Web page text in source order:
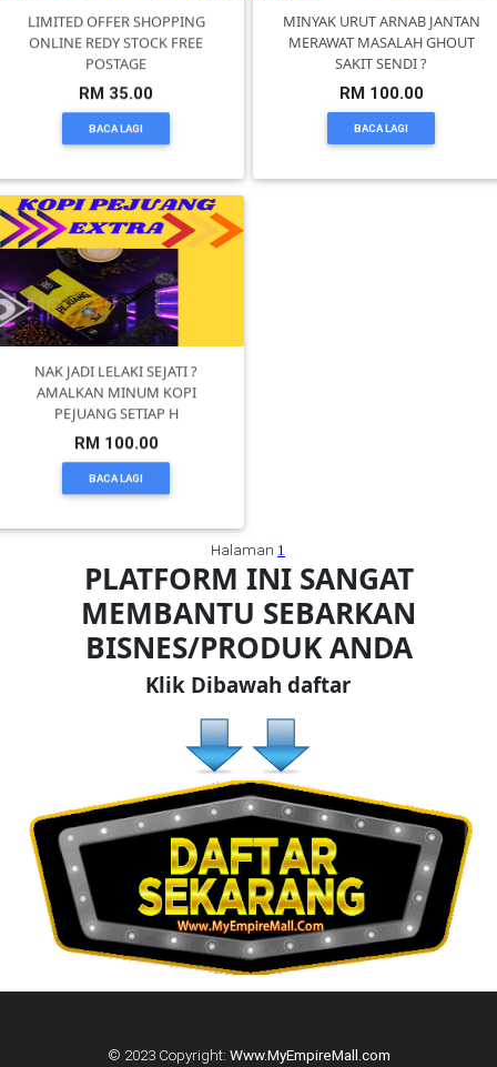
LIMITED OFFER SHOPPING
ONLINE REDY STOCK FREE
POSTAGE
RM 35.00
BACA LAGI
MINYAK URUT ARNAB JANTAN
MERAWAT MASALAH GHOUT
SAKIT SENDI ?
RM 100.00
BACA LAGI
NAK JADI LELAKI SEJATI ?
AMALKAN MINUM KOPI
PEJUANG SETIAP H
RM 100.00
BACA LAGI
Halaman 1
PLATFORM INI SANGAT
MEMBANTU SEBARKAN
BISNES/PRODUK ANDA
Klik Dibawah daftar
SELECT
NEGERI
SELANGOR(37)
PAHANG(13)
KELANTAN(22)
PERAK(41)
NEGERI
SEMBILAN(10)
TERENGGANU(12)
SABAH(0)
JOHOR(8)
MELAKA(53)
PENANG(2)
© 2023 Copyright: Www.MyEmpireMall.com